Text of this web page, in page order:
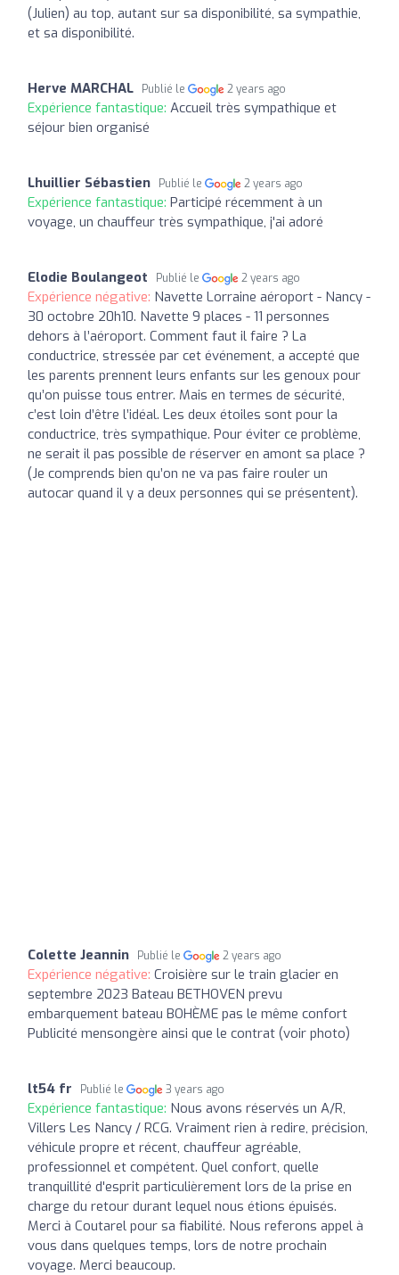
(Julien) au top, autant sur sa disponibilité, sa sympathie,
et sa disponibilité.
Herve MARCHAL Publié le 2 years ago
Expérience fantastique: Accueil très sympathique et
séjour bien organisé
Lhuillier Sébastien Publié le 2 years ago
Expérience fantastique: Participé récemment à un
voyage, un chauffeur très sympathique, j'ai adoré
Elodie Boulangeot Publié le 2 years ago
Expérience négative: Navette Lorraine aéroport - Nancy -
30 octobre 20h10. Navette 9 places - 11 personnes
dehors à l’aéroport. Comment faut il faire ? La
conductrice, stressée par cet événement, a accepté que
les parents prennent leurs enfants sur les genoux pour
qu’on puisse tous entrer. Mais en termes de sécurité,
c’est loin d’être l’idéal. Les deux étoiles sont pour la
conductrice, très sympathique. Pour éviter ce problème,
ne serait il pas possible de réserver en amont sa place ?
(Je comprends bien qu’on ne va pas faire rouler un
autocar quand il y a deux personnes qui se présentent).
Colette Jeannin Publié le 2 years ago
Expérience négative: Croisière sur le train glacier en
septembre 2023 Bateau BETHOVEN prevu
embarquement bateau BOHÈME pas le même confort
Publicité mensongère ainsi que le contrat (voir photo)
lt54 fr Publié le 3 years ago
Expérience fantastique: Nous avons réservés un A/R,
Villers Les Nancy / RCG. Vraiment rien à redire, précision,
véhicule propre et récent, chauffeur agréable,
professionnel et compétent. Quel confort, quelle
tranquillité d'esprit particulièrement lors de la prise en
charge du retour durant lequel nous étions épuisés.
Merci à Coutarel pour sa fiabilité. Nous referons appel à
vous dans quelques temps, lors de notre prochain
voyage. Merci beaucoup.